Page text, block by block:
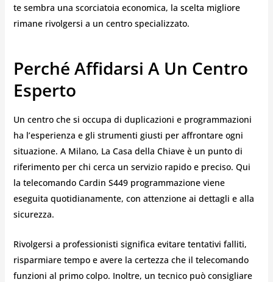
te sembra una scorciatoia economica, la scelta migliore
rimane rivolgersi a un centro specializzato.
Perché Affidarsi A Un Centro
Esperto
Un centro che si occupa di duplicazioni e programmazioni
ha l’esperienza e gli strumenti giusti per affrontare ogni
situazione. A Milano, La Casa della Chiave è un punto di
riferimento per chi cerca un servizio rapido e preciso. Qui
la telecomando Cardin S449 programmazione viene
eseguita quotidianamente, con attenzione ai dettagli e alla
sicurezza.
Rivolgersi a professionisti significa evitare tentativi falliti,
risparmiare tempo e avere la certezza che il telecomando
funzioni al primo colpo. Inoltre, un tecnico può consigliare